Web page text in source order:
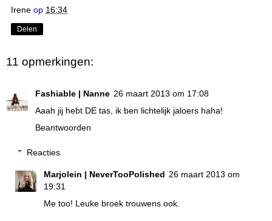
Irene op 16:34
Delen
11 opmerkingen:
Fashiable | Nanne 26 maart 2013 om 17:08
Aaah jij hebt DE tas, ik ben lichtelijk jaloers haha!
Beantwoorden
Reacties
Marjolein | NeverTooPolished 26 maart 2013 om
19:31
Me too! Leuke broek trouwens ook.